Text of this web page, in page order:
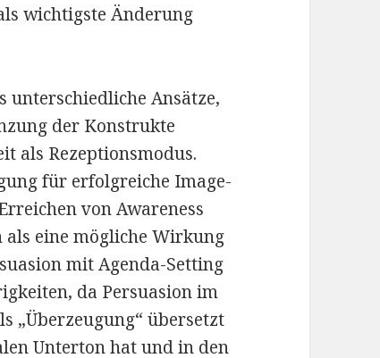
wichtigste Änderung
unterschiedliche Ansätze,
der Konstrukte
als Rezeptionsmodus.
für erfolgreiche Image-
von Awareness
eine mögliche Wirkung
mit Agenda-Setting
da Persuasion im
„Überzeugung“ übersetzt
Unterton hat und in den